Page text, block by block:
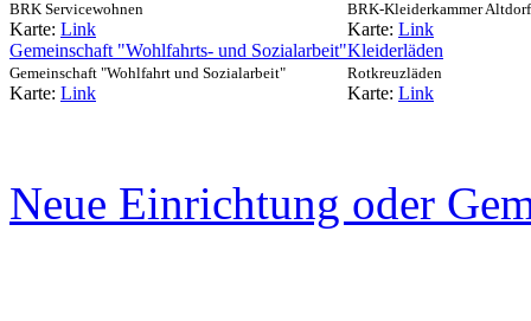
BRK Servicewohnen
Karte: Link
BRK-Kleiderkammer Altdorf
Karte: Link
Gemeinschaft "Wohlfahrts- und Sozialarbeit"
Gemeinschaft "Wohlfahrt und Sozialarbeit"
Karte: Link
Kleiderläden
Rotkreuzläden
Karte: Link
Neue Einrichtung oder